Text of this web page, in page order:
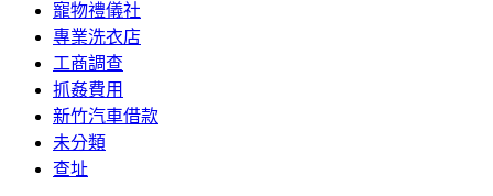
寵物禮儀社
專業洗衣店
工商調查
抓姦費用
新竹汽車借款
未分類
查址